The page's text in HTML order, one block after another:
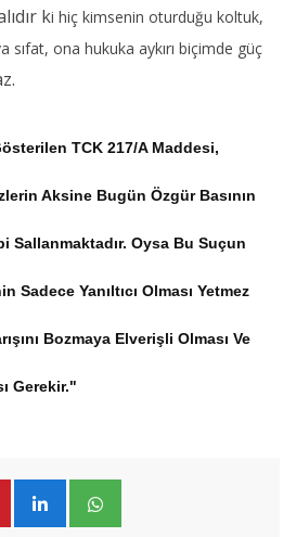
ki hiç kimsenin oturduğu koltuk,
sıfat, ona hukuka aykırı biçimde güç
TCK 217/A Maddesi,
Aksine Bugün Özgür Basının
Sallanmaktadır. Oysa Bu Suçun
Yanıltıcı Olması Yetmez
Bozmaya Elverişli Olması Ve
Gerekir."